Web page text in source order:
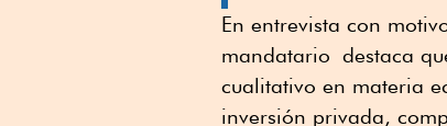
En entrevista con
mandatario destaca
cualitativo en materia
inversión privada,